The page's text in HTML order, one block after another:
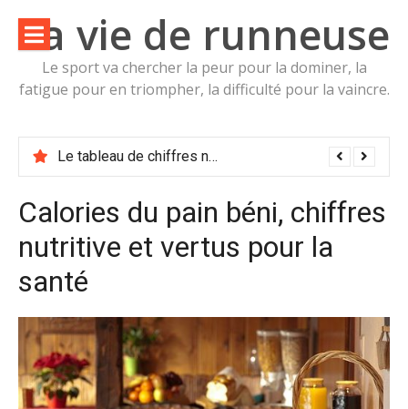
contenu
La vie de runneuse
Le sport va chercher la peur pour la dominer, la
fatigue pour en triompher, la difficulté pour la vaincre.
Le tableau de la valeur nutritive de Mûrier noir Morus nigra Moracées Calories, glucides et vertus pour la santé
Calories du pain béni, chiffres
nutritive et vertus pour la
santé